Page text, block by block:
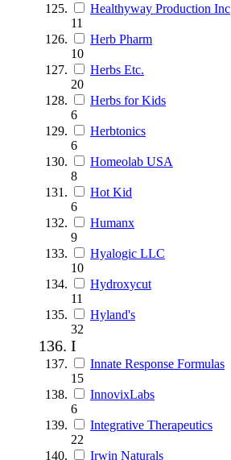
Healthyway Production Inc
11
Herb Pharm
10
Herbs Etc.
20
Herbs for Kids
6
Herbtonics
6
Homeolab USA
8
Hot Kid
6
Humanx
9
Hyalogic LLC
10
Hydroxycut
11
Hyland's
32
I
Innate Response Formulas
15
InnovixLabs
6
Integrative Therapeutics
22
Irwin Naturals